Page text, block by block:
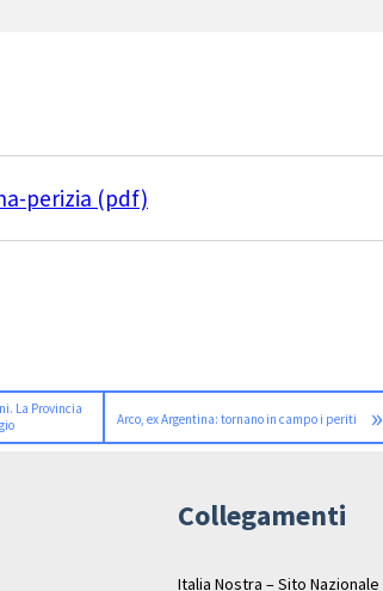
perizia (pdf)
La Provincia
Arco, ex Argentina: tornano in campo i periti »
Collegamenti
Italia Nostra – Sito Nazionale